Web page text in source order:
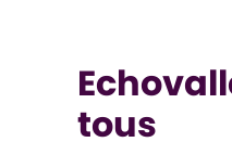
tous